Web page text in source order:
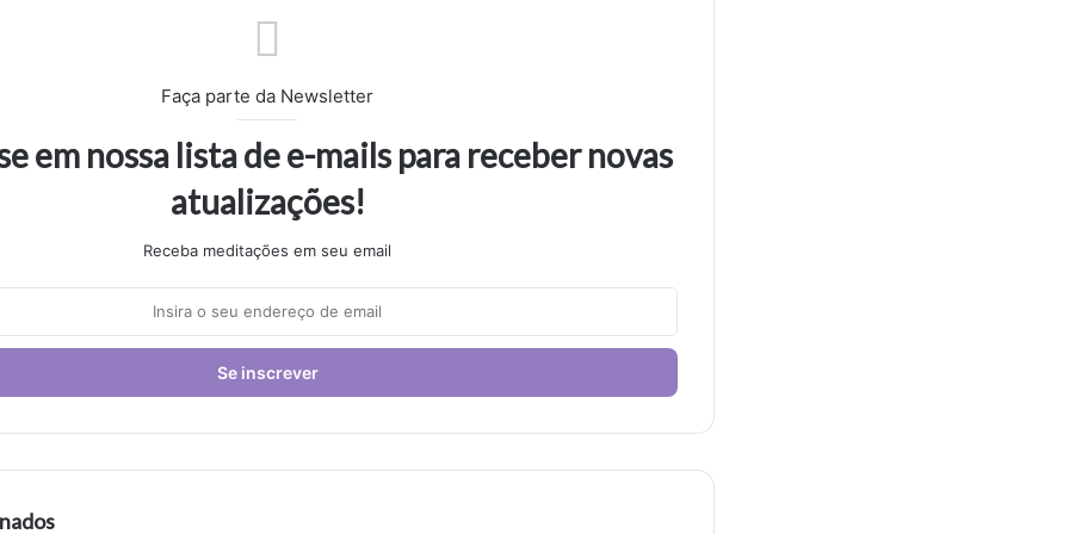
Faça parte da Newsletter
em nossa lista de e-mails para receber novas
atualizações!
Receba meditações em seu email